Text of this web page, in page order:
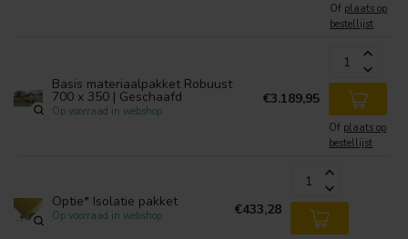
Of plaats op
bestellijst
Basis materiaalpakket Robuust
700 x 350 | Geschaafd
Op voorraad in webshop
€3.189,95
Of plaats op
bestellijst
Optie* Isolatie pakket
Op voorraad in webshop €433,28